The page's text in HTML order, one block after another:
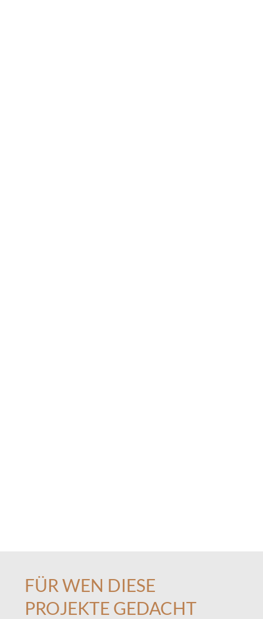
FÜR WEN DIESE
PROJEKTE GEDACHT